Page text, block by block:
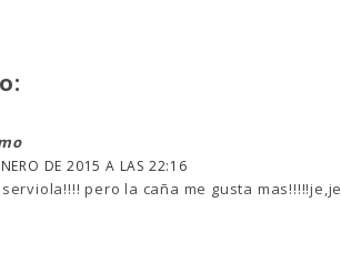
DE 2015 A LAS 22:16
pero la caña me gusta mas!!!!!je,je